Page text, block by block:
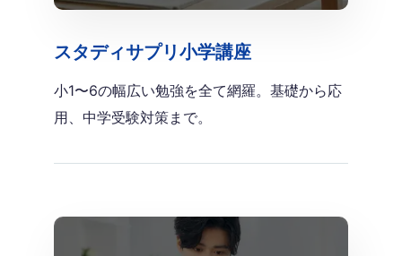
スタディサプリ小学講座
小1〜6の幅広い勉強を全て網羅。基礎から応
用、中学受験対策まで。